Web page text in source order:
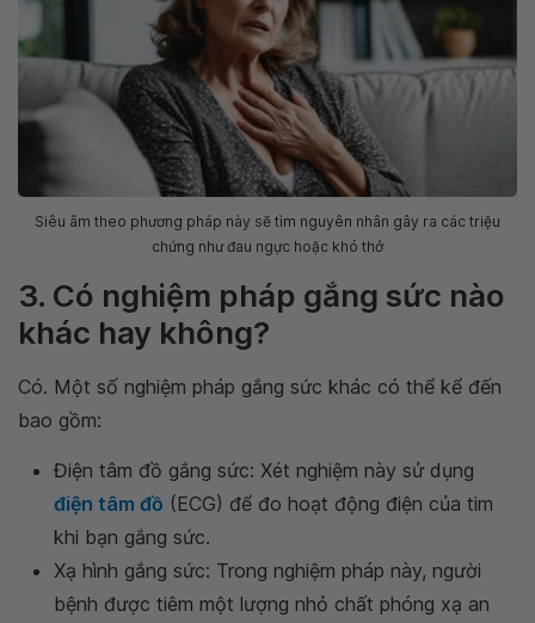
Siêu âm theo phương pháp này sẽ tìm nguyên nhân gây ra các triệu
chứng như đau ngực hoặc khó thở
3. Có nghiệm pháp gắng sức nào
khác hay không?
Có. Một số nghiệm pháp gắng sức khác có thể kể đến
bao gồm:
Điện tâm đồ gắng sức: Xét nghiệm này sử dụng
điện tâm đồ (ECG) để đo hoạt động điện của tim
khi bạn gắng sức.
Xạ hình gắng sức: Trong nghiệm pháp này, người
bệnh được tiêm một lượng nhỏ chất phóng xạ an